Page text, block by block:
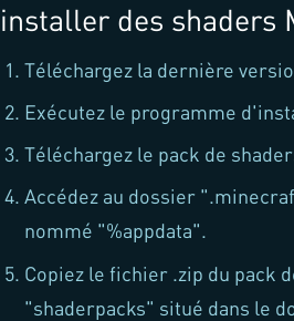
installer des shaders
Téléchargez la dernière
Exécutez le programme
Téléchargez le pack de
Accédez au dossier
nommé "%appdata".
Copiez le fichier .zip du pack
"shaderpacks" situé dans le